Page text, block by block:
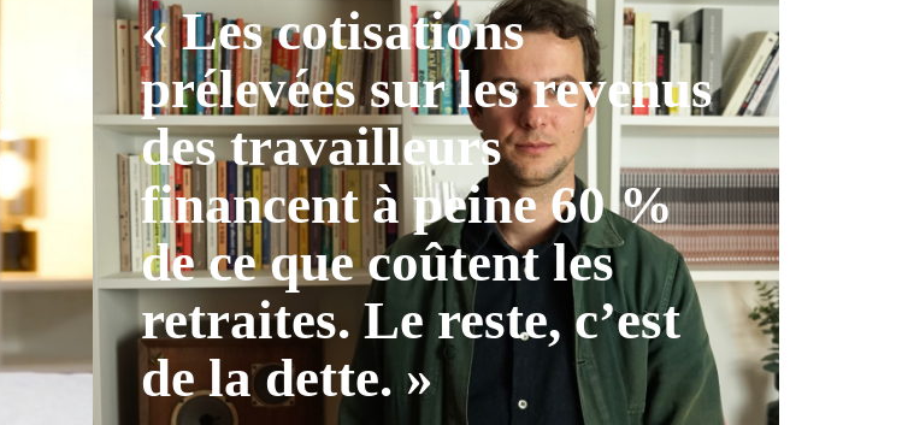
« Les cotisations
prélevées sur les revenus
des travailleurs
financent à peine 60 %
de ce que coûtent les
retraites. Le reste, c’est
de la dette. »